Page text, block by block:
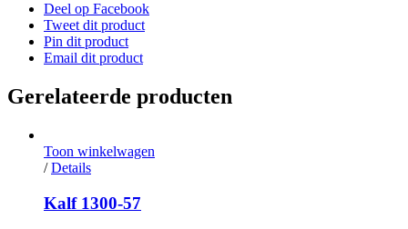
Deel op Facebook
Tweet dit product
Pin dit product
Email dit product
Gerelateerde producten
Toon winkelwagen
/ Details
Kalf 1300-57